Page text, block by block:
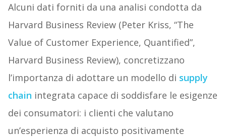
Alcuni dati forniti da una analisi condotta da
Harvard Business Review (Peter Kriss, “The
Value of Customer Experience, Quantified”,
Harvard Business Review), concretizzano
l’importanza di adottare un modello di supply
chain integrata capace di soddisfare le esigenze
dei consumatori: i clienti che valutano
un’esperienza di acquisto positivamente